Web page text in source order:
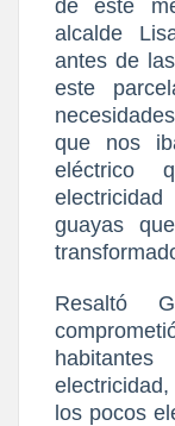
de este
alcalde
antes de
este
que nos
eléctrico
electricidad
guayas
Resaltó
los pocos